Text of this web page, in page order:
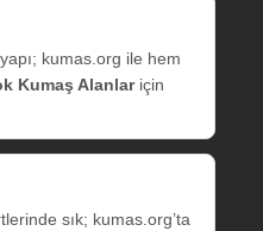
kumas.org ile hem
Kumaş Alanlariçin
sık; kumas.org’ta